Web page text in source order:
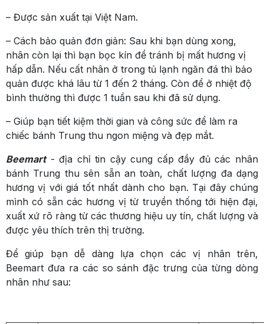
– Được sản xuất tại Việt Nam.
– Cách bảo quản đơn giản: Sau khi bạn dùng xong,
nhân còn lại thì bạn bọc kín để tránh bị mất hương vị
hấp dẫn. Nếu cất nhân ở trong tủ lạnh ngăn đá thì bảo
quản được khá lâu từ 1 đến 2 tháng. Còn để ở nhiệt độ
bình thường thì được 1 tuần sau khi đã sử dụng.
– Giúp bạn tiết kiệm thời gian và công sức để làm ra
chiếc bánh Trung thu ngon miệng và đẹp mắt.
Beemart- địa chỉ tin cậy cung cấp đầy đủ các nhân
bánh Trung thu sên sẵn an toàn, chất lượng đa dạng
hương vị với giá tốt nhất dành cho bạn. Tại đây chúng
mình có sẵn các hương vị từ truyền thống tới hiện đại,
xuất xứ rõ ràng từ các thương hiệu uy tín, chất lượng và
được yêu thích trên thị trường.
Để giúp bạn dễ dàng lựa chọn các vị nhân trên,
Beemart đưa ra các so sánh đặc trưng của từng dòng
nhân như sau: